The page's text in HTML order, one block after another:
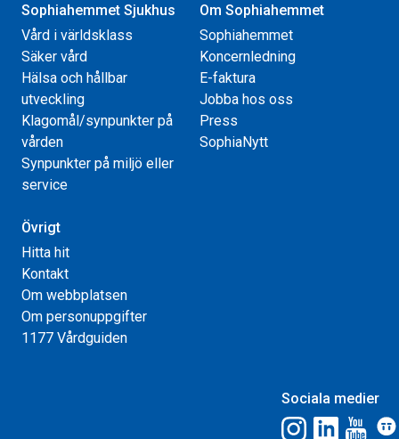
Sophiahemmet Sjukhus
Vård i världsklass
Säker vård
Hälsa och hållbar
utveckling
Klagomål/synpunkter på
vården
Synpunkter på miljö eller
service
Om Sophiahemmet
Sophiahemmet
Koncernledning
E-faktura
Jobba hos oss
Press
SophiaNytt
Övrigt
Hitta hit
Kontakt
Om webbplatsen
Om personuppgifter
1177 Vårdguiden
Sociala medier